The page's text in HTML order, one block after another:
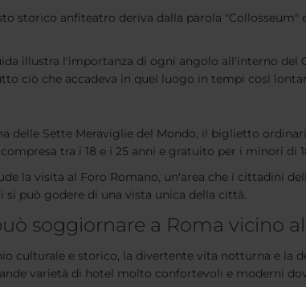
storico anfiteatro deriva dalla parola "Collosseum"
illustra l'importanza di ogni angolo all'interno del
ciò che accadeva in quel luogo in tempi così
delle Sette Meraviglie del Mondo, il biglietto
tra i 18 e i 25 anni e gratuito per i minori di
la visita al Foro Romano, un'area che i cittadini
si può godere di una vista unica della città.
soggiornare a Roma vicino al
culturale e storico, la divertente vita notturna e la
varietà di hotel molto confortevoli e moderni